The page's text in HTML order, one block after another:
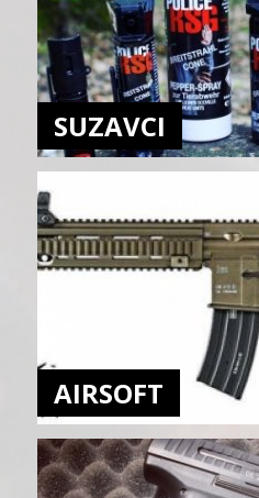
SUZAVCI
AIRSOFT